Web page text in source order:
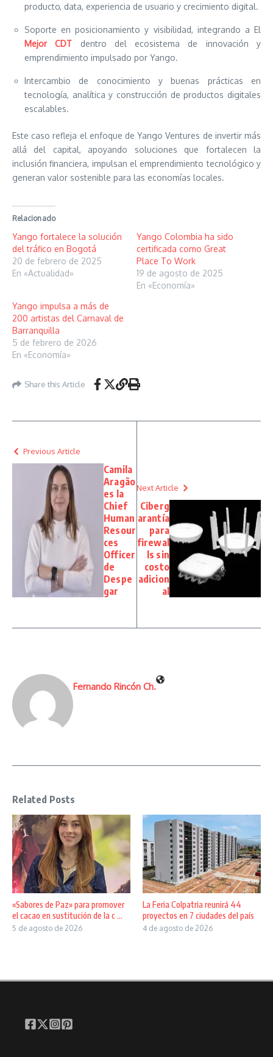
producto, data, experiencia de usuario y crecimiento digital.
Soporte en posicionamiento y visibilidad, integrando a El
Mejor CDT dentro del ecosistema de innovación y
emprendimiento impulsado por Yango.
Intercambio de conocimiento y buenas prácticas en
tecnología, analítica y construcción de productos digitales
escalables.
Este caso refleja el enfoque de Yango Ventures de invertir más
allá del capital, apoyando soluciones que fortalecen la
inclusión financiera, impulsan el emprendimiento tecnológico y
generan valor sostenible para las economías locales.
Relacionado
Yango fortalece la solución
del tráfico en Bogotá
20 de febrero de 2025
En «Actualidad»
Yango Colombia ha sido
certificada como Great
Place To Work
19 de agosto de 2025
En «Economía»
Yango impulsa a más de
200 artistas del Carnaval de
Barranquilla
5 de febrero de 2026
En «Economía»
Share this Article
Previous Article
Camila
Aragão
es la
Chief
Human
Resour
ces
Officer
de
Despe
gar
Next Article
Ciberg
arantía
para
firewal
ls sin
costo
adicion
al
Fernando Rincón Ch.
Related Posts
«Sabores de Paz» para promover
el cacao en sustitución de la c ...
5 de agosto de 2026
La Feria Colpatria reunirá 44
proyectos en 7 ciudades del país
4 de agosto de 2026